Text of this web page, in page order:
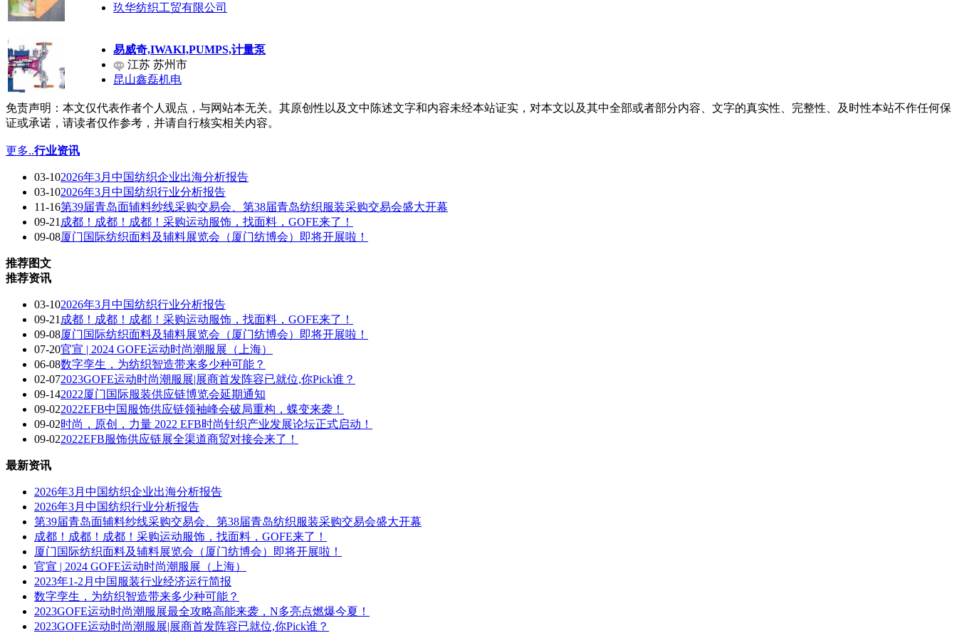
玖华纺织工贸有限公司
易威奇,IWAKI,PUMPS,计量泵
江苏 苏州市
昆山鑫磊机电
免责声明：本文仅代表作者个人观点，与网站本无关。其原创性以及文中陈述文字和内容未经本站证实，对本文以及其中全部或者部分内容、文字的真实性、完整性、及时性本站不作任何保
证或承诺，请读者仅作参考，并请自行核实相关内容。
更多..行业资讯
03-102026年3月中国纺织企业出海分析报告
03-102026年3月中国纺织行业分析报告
11-16第39届青岛面辅料纱线采购交易会、第38届青岛纺织服装采购交易会盛大开幕
09-21 成都！成都！成都！采购运动服饰，找面料，GOFE来了！
09-08厦门国际纺织面料及辅料展览会（厦门纺博会）即将开展啦！
推荐图文
推荐资讯
03-102026年3月中国纺织行业分析报告
09-21 成都！成都！成都！采购运动服饰，找面料，GOFE来了！
09-08厦门国际纺织面料及辅料展览会（厦门纺博会）即将开展啦！
07-20官宣 | 2024 GOFE运动时尚潮服展（上海）
06-08数字孪生，为纺织智造带来多少种可能？
02-072023GOFE运动时尚潮服展|展商首发阵容已就位,你Pick谁？
09-142022厦门国际服装供应链博览会延期通知
09-022022EFB中国服饰供应链领袖峰会破局重构，蝶变来袭！
09-02时尚，原创，力量 2022 EFB时尚针织产业发展论坛正式启动！
09-022022EFB服饰供应链展全渠道商贸对接会来了！
最新资讯
2026年3月中国纺织企业出海分析报告
2026年3月中国纺织行业分析报告
第39届青岛面辅料纱线采购交易会、第38届青岛纺织服装采购交易会盛大开幕
成都！成都！成都！采购运动服饰，找面料，GOFE来了！
厦门国际纺织面料及辅料展览会（厦门纺博会）即将开展啦！
官宣 | 2024 GOFE运动时尚潮服展（上海）
2023年1-2月中国服装行业经济运行简报
数字孪生，为纺织智造带来多少种可能？
2023GOFE运动时尚潮服展最全攻略高能来袭，N多亮点燃爆今夏！
2023GOFE运动时尚潮服展|展商首发阵容已就位,你Pick谁？